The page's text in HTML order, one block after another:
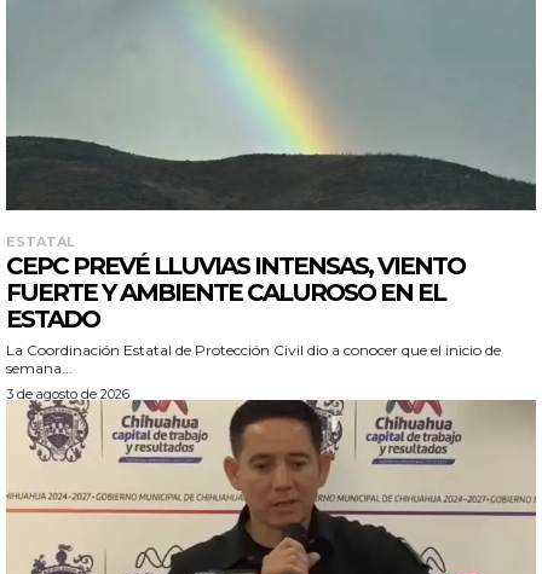
ESTATAL
CEPC PREVÉ LLUVIAS INTENSAS, VIENTO
FUERTE Y AMBIENTE CALUROSO EN EL
ESTADO
La Coordinación Estatal de Protección Civil dio a conocer que el inicio de
semana...
3 de agosto de 2026